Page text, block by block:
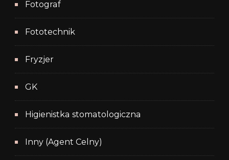
Fotograf
Fototechnik
Fryzjer
GK
Higienistka stomatologiczna
Inny (Agent Celny)